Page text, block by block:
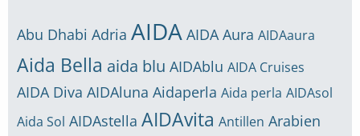
Abu Dhabi Adria AIDA AIDA Aura AIDAaura
Aida Bella aida blu AIDAblu AIDA Cruises
AIDA Diva AIDAluna Aidaperla Aida perla AIDAsol
Aida Sol AIDAstella AIDAvita Antillen Arabien